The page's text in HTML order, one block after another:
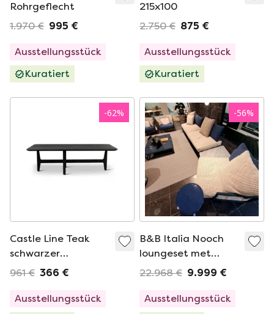
Rohrgeflecht
1.970 € 995 €
Ausstellungsstück
Kuratiert
215x100
2.750 € 875 €
Ausstellungsstück
Kuratiert
-62%
Castle Line Teak
schwarzer
Couchtisch
961 € 366 €
Ausstellungsstück
-56%
B&B Italia Nooch
loungeset met
kussens
22.968 € 9.999 €
Ausstellungsstück